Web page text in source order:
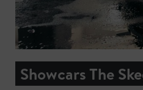
Showcars The